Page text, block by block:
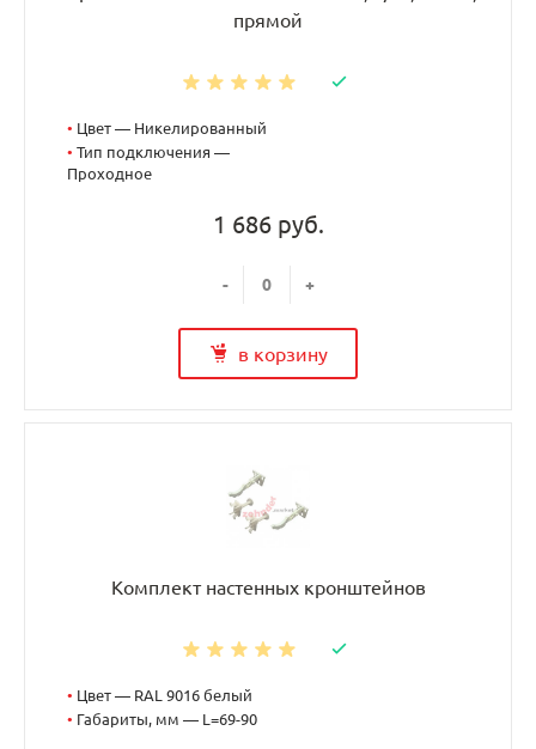
прямой
• Цвет — Никелированный
• Тип подключения —
Проходное
1 686 руб.
- +
в корзину
Комплект настенных кронштейнов
• Цвет — RAL 9016 белый
• Габариты, мм — L=69-90